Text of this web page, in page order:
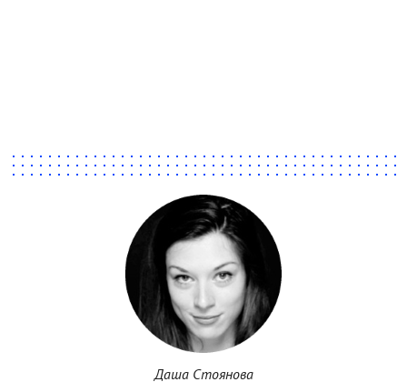
Даша Стоянова